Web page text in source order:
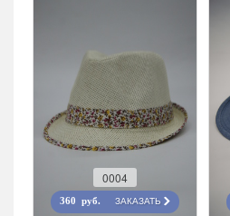
0004
360 руб. ЗАКАЗАТЬ